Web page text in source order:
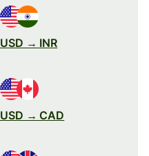
USD → INR
USD → CAD